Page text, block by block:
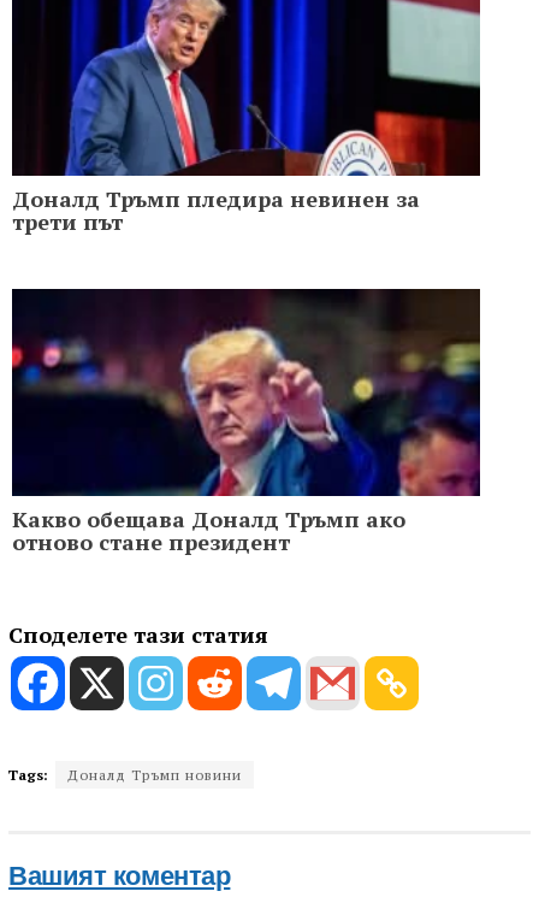
Доналд Тръмп пледира невинен за
трети път
Какво обещава Доналд Тръмп ако
отново стане президент
Споделете тази статия
Tags: Доналд Тръмп новини
Вашият коментар